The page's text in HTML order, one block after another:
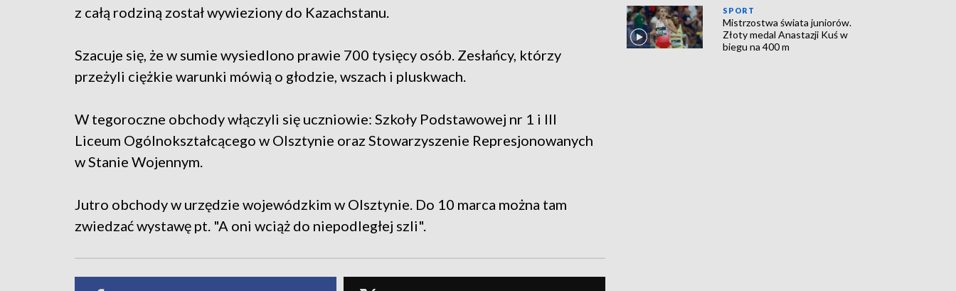
z całą rodziną został wywieziony do Kazachstanu.
Szacuje się, że w sumie wysiedlono prawie 700 tysięcy osób. Zesłańcy, którzy
przeżyli ciężkie warunki mówią o głodzie, wszach i pluskwach.
W tegoroczne obchody włączyli się uczniowie: Szkoły Podstawowej nr 1 i III
Liceum Ogólnokształcącego w Olsztynie oraz Stowarzyszenie Represjonowanych
w Stanie Wojennym.
Jutro obchody w urzędzie wojewódzkim w Olsztynie. Do 10 marca można tam
zwiedzać wystawę pt. "A oni wciąż do niepodległej szli".
SPORT
Mistrzostwa świata juniorów.
Złoty medal Anastazji Kuś w
biegu na 400 m